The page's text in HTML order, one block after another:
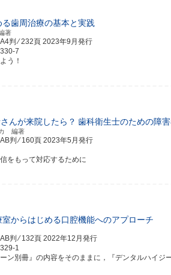
歯周治療の基本と実践
著
判 ⁄ 232頁 2023年9月発行
7
う！
んが来院したら？ 歯科衛生士のための障
カ 編著
判 ⁄ 160頁 2023年5月発行
をもって対応するために
室からはじめる口腔機能へのアプローチ
判 ⁄ 132頁 2022年12月発行
1
ン別冊』の内容をそのままに，『デンタルハイジ